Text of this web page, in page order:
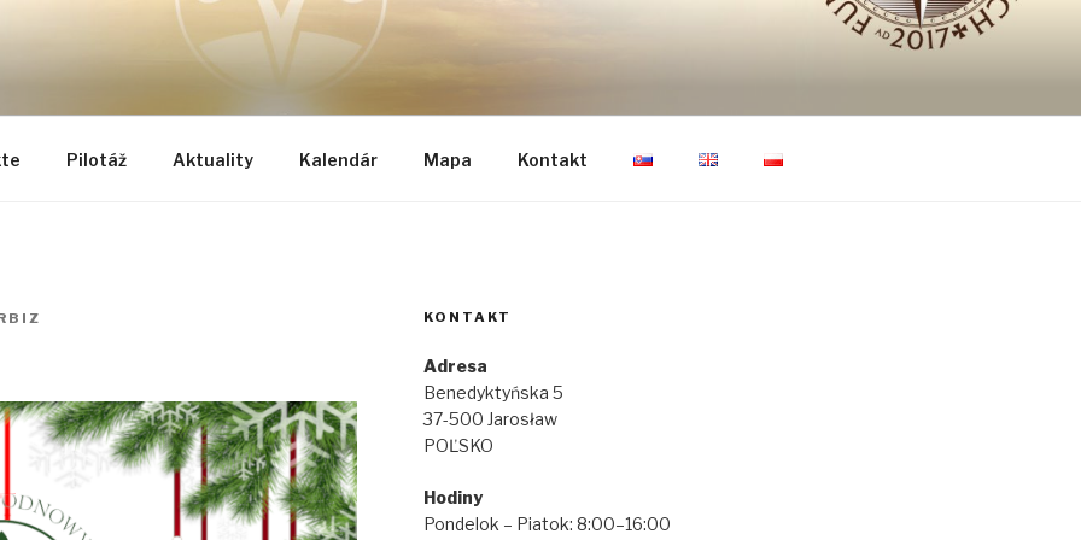
OBNOVY ČLOVEKA VIA
…
Pilotáž Aktuality Kalendár Mapa Kontakt
KONTAKT
Adresa
Benedyktyńska 5
37-500 Jarosław
POĽSKO
Hodiny
Pondelok – Piatok: 8:00–16:00